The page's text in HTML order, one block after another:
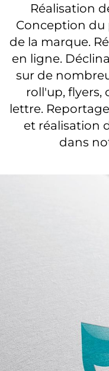
Réalisation
Conception
de la marque.
en ligne.
sur de
roll'up, flyers,
lettre.
et réalisation
dans